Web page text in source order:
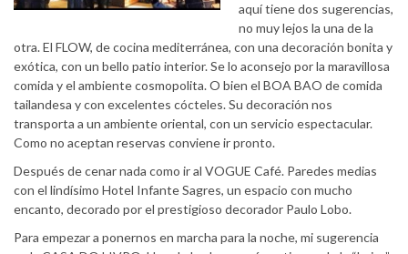
aquí tiene dos sugerencias,
no muy lejos la una de la
otra. El FLOW, de cocina mediterránea, con una decoración bonita y
exótica, con un bello patio interior. Se lo aconsejo por la maravillosa
comida y el ambiente cosmopolita. O bien el BOA BAO de comida
tailandesa y con excelentes cócteles. Su decoración nos
transporta a un ambiente oriental, con un servicio espectacular.
Como no aceptan reservas conviene ir pronto.
Después de cenar nada como ir al VOGUE Café. Paredes medias
con el lindísimo Hotel Infante Sagres, un espacio con mucho
encanto, decorado por el prestigioso decorador Paulo Lobo.
Para empezar a ponernos en marcha para la noche, mi sugerencia